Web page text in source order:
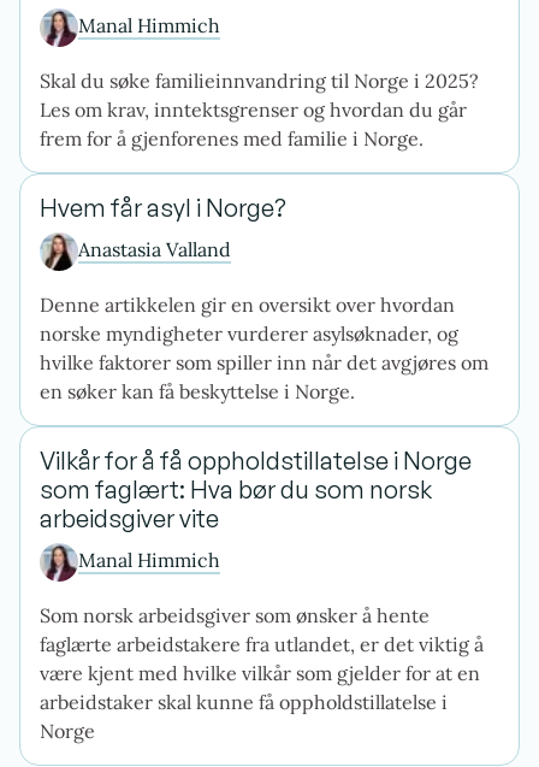
Manal Himmich
Skal du søke familieinnvandring til Norge i 2025?
Les om krav, inntektsgrenser og hvordan du går
frem for å gjenforenes med familie i Norge.
Hvem får asyl i Norge?
Anastasia Valland
Denne artikkelen gir en oversikt over hvordan
norske myndigheter vurderer asylsøknader, og
hvilke faktorer som spiller inn når det avgjøres om
en søker kan få beskyttelse i Norge.
Vilkår for å få oppholdstillatelse i Norge
som faglært: Hva bør du som norsk
arbeidsgiver vite
Manal Himmich
Som norsk arbeidsgiver som ønsker å hente
faglærte arbeidstakere fra utlandet, er det viktig å
være kjent med hvilke vilkår som gjelder for at en
arbeidstaker skal kunne få oppholdstillatelse i
Norge